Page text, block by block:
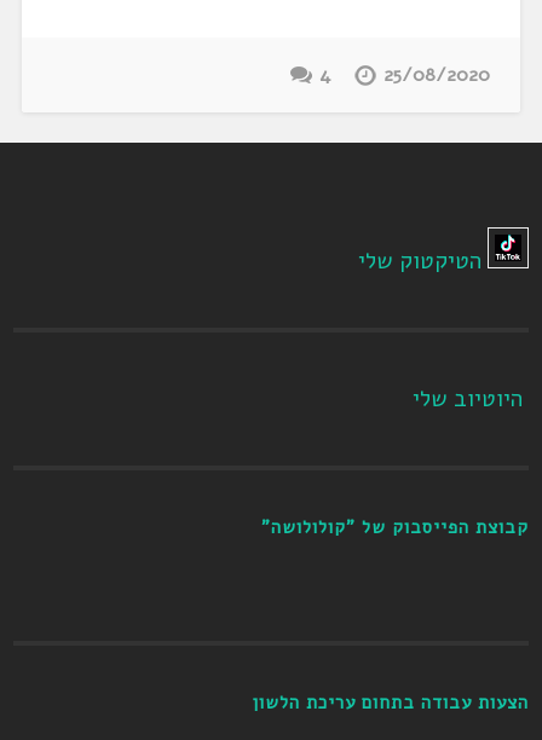
25/08/2020
4
הטיקטוק שלי
היוטיוב שלי
קבוצת הפייסבוק של "קולולושה"
הצעות עבודה בתחום עריכת הלשון